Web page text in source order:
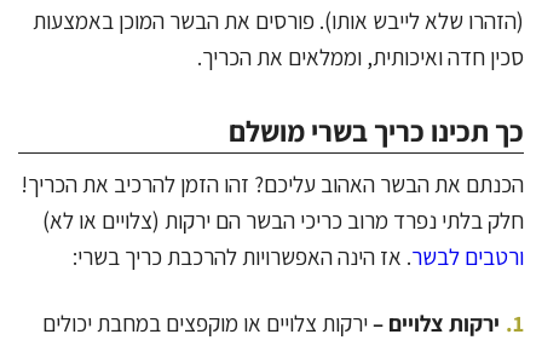
(הזהרו שלא לייבש אותו). פורסים את הבשר המוכן באמצעות
סכין חדה ואיכותית, וממלאים את הכריך.
כך תכינו כריך בשרי מושלם
הכנתם את הבשר האהוב עליכם? זהו הזמן להרכיב את הכריך!
חלק בלתי נפרד מרוב כריכי הבשר הם ירקות (צלויים או לא)
ורטבים לבשר. אז הינה האפשרויות להרכבת כריך בשרי:
ירקות צלויים –ירקות צלויים או מוקפצים במחבת יכולים